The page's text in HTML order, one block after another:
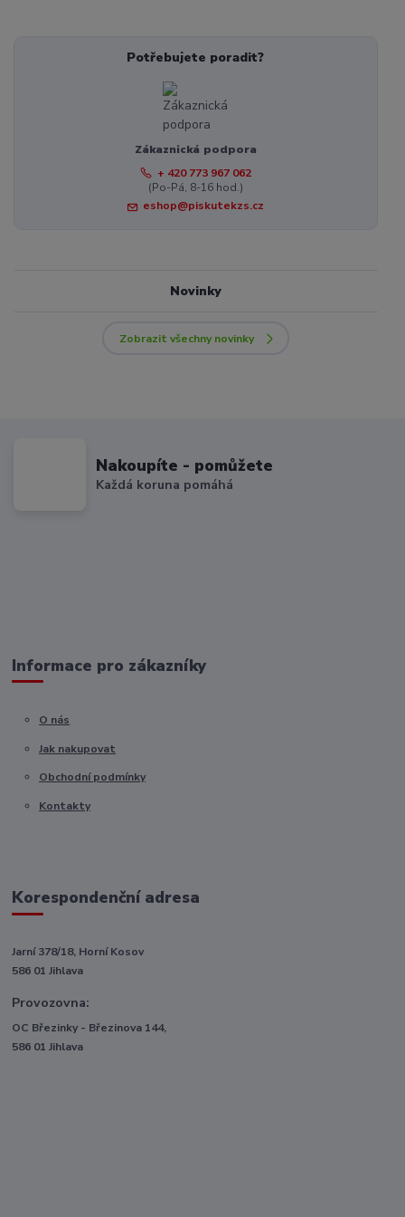
Potřebujete poradit?
Zákaznická podpora
+ 420 773 967 062
(Po-Pá, 8-16 hod.)
eshop@piskutekzs.cz
Novinky
Zobrazit všechny novinky
Nakoupíte - pomůžete
Každá koruna pomáhá
Informace pro zákazníky
O nás
Jak nakupovat
Obchodní podmínky
Kontakty
Korespondenční adresa
Jarní 378/18, Horní Kosov
586 01 Jihlava
Provozovna:
OC Březinky - Březinova 144,
586 01 Jihlava